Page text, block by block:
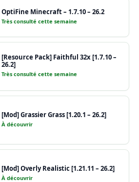
OptiFine Minecraft – 1.7.10 – 26.2
Très consulté cette semaine
[Resource Pack] Faithful 32x [1.7.10 –
26.2]
Très consulté cette semaine
[Mod] Grassier Grass [1.20.1 – 26.2]
À découvrir
[Mod] Overly Realistic [1.21.11 – 26.2]
À découvrir